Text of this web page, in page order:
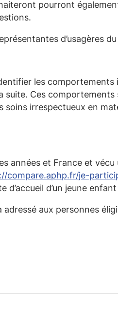
pourront
d’usagères
les
suite. Ces
soins irrespectueux en
années et France et
compare.aphp.fr/je-
d’accueil d’un jeune
aux personnes